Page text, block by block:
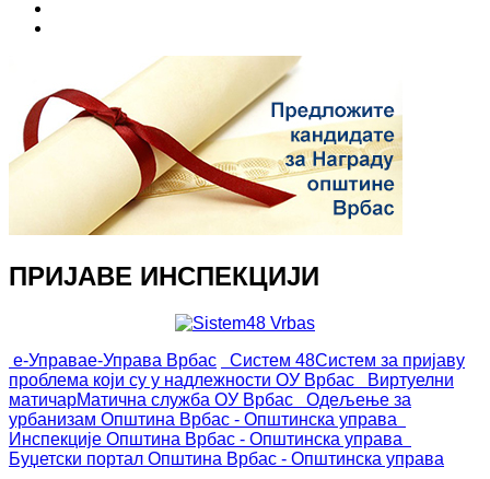
ПРИЈАВЕ ИНСПЕКЦИЈИ
е-Управае-Управа Врбас Систем 48Систем за пријаву
проблема који су у надлежности ОУ Врбас
Виртуелни
матичарМатична служба ОУ Врбас
Одељење за
урбанизам Општина Врбас - Општинска управа
Инспекције Општина Врбас - Општинска управа
Буџетски портал Општина Врбас - Општинска управа